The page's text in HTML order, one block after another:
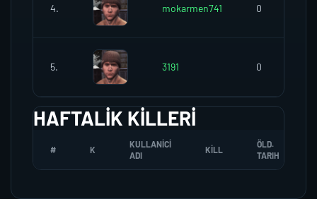
4. mokarmen741 0
5. 3191 0
HAFTALIK KILLERI
# K
KULLANICI
ADI
KILL
ÖLD.
TARIH